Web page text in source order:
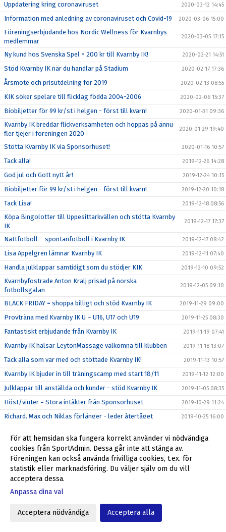
Uppdatering kring coronaviruset 2020-03-12 14:45
Information med anledning av coronaviruset och Covid-19 2020-03-06 15:00
Föreningserbjudande hos Nordic Wellness för Kvarnbys
medlemmar
2020-03-05 17:15
Ny kund hos Svenska Spel = 200 kr till Kvarnby IK! 2020-02-21 14:51
Stöd Kvarnby IK när du handlar på Stadium 2020-02-17 17:36
Årsmöte och prisutdelning för 2019 2020-02-13 08:55
KIK söker spelare till flicklag födda 2004-2006 2020-02-06 15:37
Biobiljetter för 99 kr/st i helgen - först till kvarn! 2020-01-31 09:36
Kvarnby IK breddar flickverksamheten och hoppas på ännu
fler tjejer i föreningen 2020
2020-01-29 19:40
Stötta Kvarnby IK via Sponsorhuset! 2020-01-16 10:57
Tack alla! 2019-12-26 14:28
God jul och Gott nytt år! 2019-12-24 10:15
Biobiljetter för 99 kr/st i helgen - först till kvarn! 2019-12-20 10:18
Tack Lisa! 2019-12-18 08:56
Köpa Bingolotter till Uppesittarkvällen och stötta Kvarnby
IK
2019-12-17 17:37
Nattfotboll – spontanfotboll i Kvarnby IK 2019-12-17 08:42
Lisa Appelgren lämnar Kvarnby IK 2019-12-11 07:40
Handla julklappar samtidigt som du stödjer KIK 2019-12-10 09:52
Kvarnbyfostrade Anton Kralj prisad på norska
fotbollsgalan
2019-12-05 09:10
BLACK FRIDAY = shoppa billigt och stöd Kvarnby IK 2019-11-29 09:00
Provträna med Kvarnby IK U – U16, U17 och U19 2019-11-25 08:30
Fantastiskt erbjudande från Kvarnby IK 2019-11-19 07:41
Kvarnby IK hälsar LeytonMassage välkomna till klubben 2019-11-18 13:07
Tack alla som var med och stöttade Kvarnby IK! 2019-11-13 10:57
Kvarnby IK bjuder in till träningscamp med start 18/11 2019-11-12 12:00
Julklappar till anställda och kunder - stöd Kvarnby IK 2019-11-05 08:35
Höst/vinter = Stora intäkter från Sponsorhuset 2019-10-29 11:24
Richard, Max och Niklas förlänger - leder återtåget 2019-10-25 16:00
P04 klara för P16 Nationella 2020
P04 kvalar till P16 Nationella 2020 2019-10-16 16:44
Föreningsdagar på Stadium Svågertorp börjar nu
Ulf Jansson om återkomsten till Kvarnby IK
Välkommen tillbaka till Kvarnby IK, Ulf Jansson!
För att hemsidan ska fungera korrekt använder vi nödvändiga
cookies från SportAdmin. Dessa går inte att stänga av.
Föreningen kan också använda frivilliga cookies, t.ex. för
statistik eller marknadsföring. Du väljer själv om du vill
acceptera dessa.
Anpassa dina val
Acceptera nödvändiga Acceptera alla